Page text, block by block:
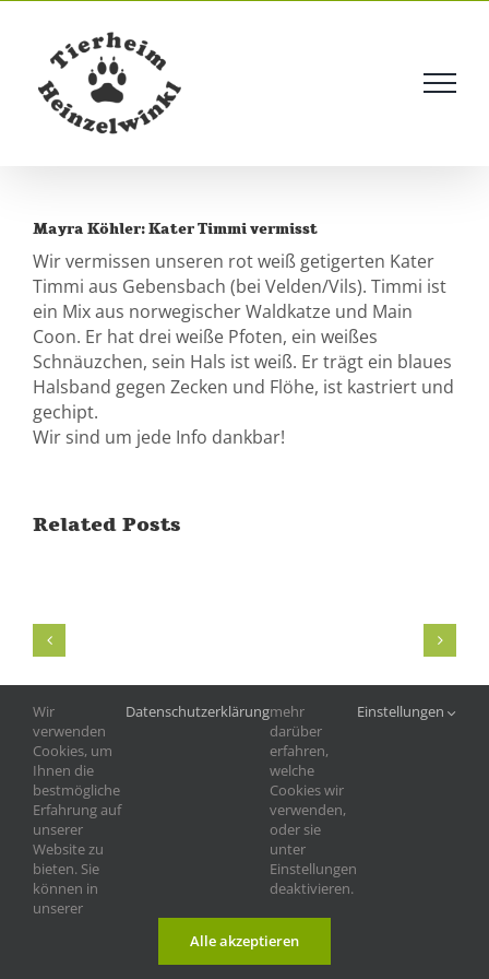
content
Mayra Köhler: Kater Timmi vermisst
Wir vermissen unseren rot weiß getigerten Kater
Timmi aus Gebensbach (bei Velden/Vils). Timmi ist
ein Mix aus norwegischer Waldkatze und Main
Coon. Er hat drei weiße Pfoten, ein weißes
Schnäuzchen, sein Hals ist weiß. Er trägt ein blaues
Halsband gegen Zecken und Flöhe, ist kastriert und
gechipt.
Wir sind um jede Info dankbar!
Related Posts
Umgebung e.V.
Wir
verwenden
Cookies, um
Ihnen die
bestmögliche
Erfahrung auf
unserer
Website zu
bieten. Sie
können in
unserer
Datenschutzerklärungmehr
darüber
erfahren,
welche
Cookies wir
verwenden,
oder sie
unter
Einstellungen
deaktivieren.
Einstellungen
Alle akzeptieren